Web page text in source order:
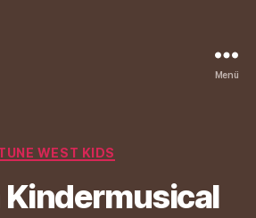
Menü
Kategorien
WEST KIDS
Kindermusical